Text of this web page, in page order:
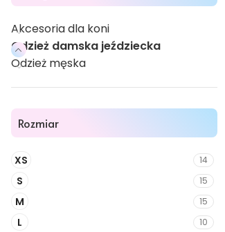
Akcesoria dla koni
Odzież damska jeździecka
Odzież męska
Rozmiar
XS 14
S 15
M 15
L 10